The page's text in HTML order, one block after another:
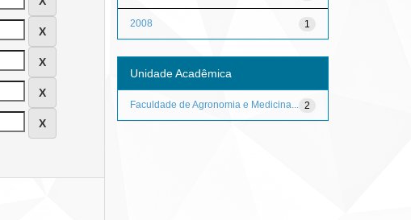
1
2008
Unidade Acadêmica
2
Faculdade de Agronomia e Medicina...